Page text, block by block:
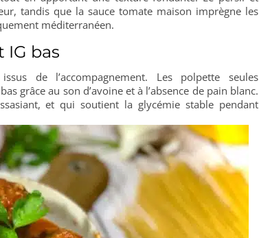
tandis que la sauce tomate maison imprègne les
méditerranéen.
bas
de l’accompagnement. Les polpette seules
grâce au son d’avoine et à l’absence de pain blanc.
et qui soutient la glycémie stable pendant